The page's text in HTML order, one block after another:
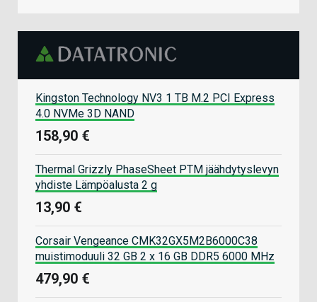
Kingston Technology NV3 1 TB M.2 PCI Express
4.0 NVMe 3D NAND
158,90 €
Thermal Grizzly PhaseSheet PTM jäähdytyslevyn
yhdiste Lämpöalusta 2 g
13,90 €
Corsair Vengeance CMK32GX5M2B6000C38
muistimoduuli 32 GB 2 x 16 GB DDR5 6000 MHz
479,90 €